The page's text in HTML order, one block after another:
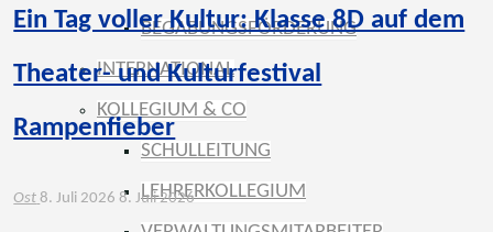
BEGABUNGSFÖRDERUNG
INTERNATIONAL
KOLLEGIUM & CO
SCHULLEITUNG
LEHRERKOLLEGIUM
Ein Tag voller Kultur: Klasse 8D auf dem
Theater- und Kulturfestival
Rampenfieber
Ost 8. Juli 20268. Juli 2026